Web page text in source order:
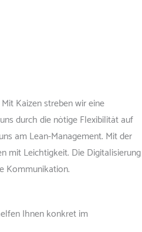
Kaizen streben wir eine
durch die nötige Flexibilität auf
am Lean-Management. Mit der
mit Leichtigkeit. Die Digitalisierung
Kommunikation.
Ihnen konkret im